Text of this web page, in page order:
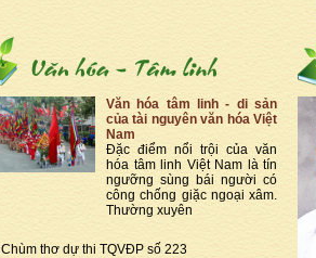
Văn hóa tâm linh - di sản
của tài nguyên văn hóa Việt
Nam
Đặc điểm nổi trội của văn
hóa tâm linh Việt Nam là tín
ngưỡng sùng bái người có
công chống giặc ngoại xâm.
Thường xuyên
Chùm thơ dự thi TQVĐP số 223